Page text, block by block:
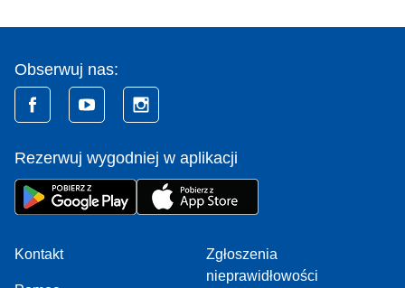
Obserwuj nas:
Rezerwuj wygodniej w aplikacji
Kontakt
Zgłoszenia
nieprawidłowości